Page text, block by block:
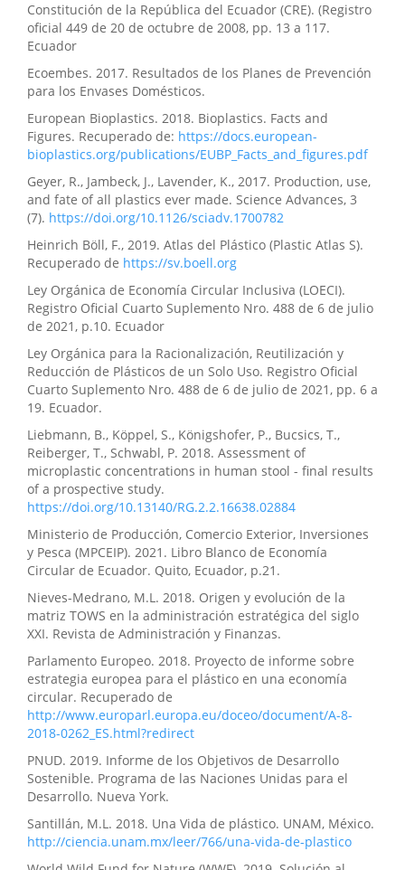
Constitución de la República del Ecuador (CRE). (Registro
oficial 449 de 20 de octubre de 2008, pp. 13 a 117.
Ecuador
Ecoembes. 2017. Resultados de los Planes de Prevención
para los Envases Domésticos.
European Bioplastics. 2018. Bioplastics. Facts and
Figures. Recuperado de: https://docs.european-
bioplastics.org/publications/EUBP_Facts_and_figures.pdf
Geyer, R., Jambeck, J., Lavender, K., 2017. Production, use,
and fate of all plastics ever made. Science Advances, 3
(7). https://doi.org/10.1126/sciadv.1700782
Heinrich Böll, F., 2019. Atlas del Plástico (Plastic Atlas S).
Recuperado de https://sv.boell.org
Ley Orgánica de Economía Circular Inclusiva (LOECI).
Registro Oficial Cuarto Suplemento Nro. 488 de 6 de julio
de 2021, p.10. Ecuador
Ley Orgánica para la Racionalización, Reutilización y
Reducción de Plásticos de un Solo Uso. Registro Oficial
Cuarto Suplemento Nro. 488 de 6 de julio de 2021, pp. 6 a
19. Ecuador.
Liebmann, B., Köppel, S., Königshofer, P., Bucsics, T.,
Reiberger, T., Schwabl, P. 2018. Assessment of
microplastic concentrations in human stool - final results
of a prospective study.
https://doi.org/10.13140/RG.2.2.16638.02884
Ministerio de Producción, Comercio Exterior, Inversiones
y Pesca (MPCEIP). 2021. Libro Blanco de Economía
Circular de Ecuador. Quito, Ecuador, p.21.
Nieves-Medrano, M.L. 2018. Origen y evolución de la
matriz TOWS en la administración estratégica del siglo
XXI. Revista de Administración y Finanzas.
Parlamento Europeo. 2018. Proyecto de informe sobre
estrategia europea para el plástico en una economía
circular. Recuperado de
http://www.europarl.europa.eu/doceo/document/A-8-
2018-0262_ES.html?redirect
PNUD. 2019. Informe de los Objetivos de Desarrollo
Sostenible. Programa de las Naciones Unidas para el
Desarrollo. Nueva York.
Santillán, M.L. 2018. Una Vida de plástico. UNAM, México.
http://ciencia.unam.mx/leer/766/una-vida-de-plastico